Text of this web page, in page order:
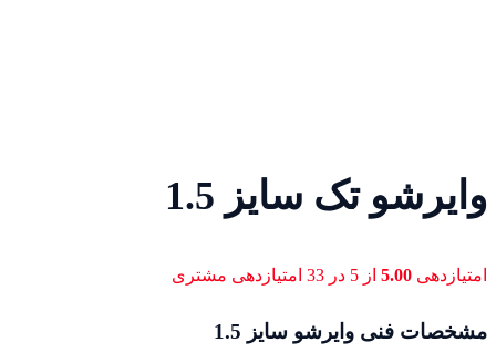
وایرشو تک سایز 1.5
امتیازدهی 5.00 از 5 در 33 امتیازدهی مشتری
مشخصات فنی وایرشو سایز 1.5